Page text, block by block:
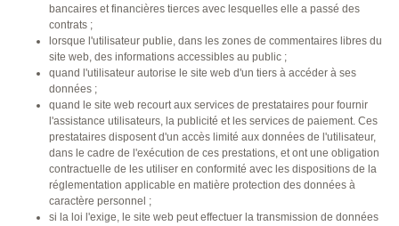
bancaires et financières tierces avec lesquelles elle a passé des
contrats ;
lorsque l'utilisateur publie, dans les zones de commentaires libres du
site web, des informations accessibles au public ;
quand l'utilisateur autorise le site web d'un tiers à accéder à ses
données ;
quand le site web recourt aux services de prestataires pour fournir
l'assistance utilisateurs, la publicité et les services de paiement. Ces
prestataires disposent d'un accès limité aux données de l'utilisateur,
dans le cadre de l'exécution de ces prestations, et ont une obligation
contractuelle de les utiliser en conformité avec les dispositions de la
réglementation applicable en matière protection des données à
caractère personnel ;
si la loi l'exige, le site web peut effectuer la transmission de données